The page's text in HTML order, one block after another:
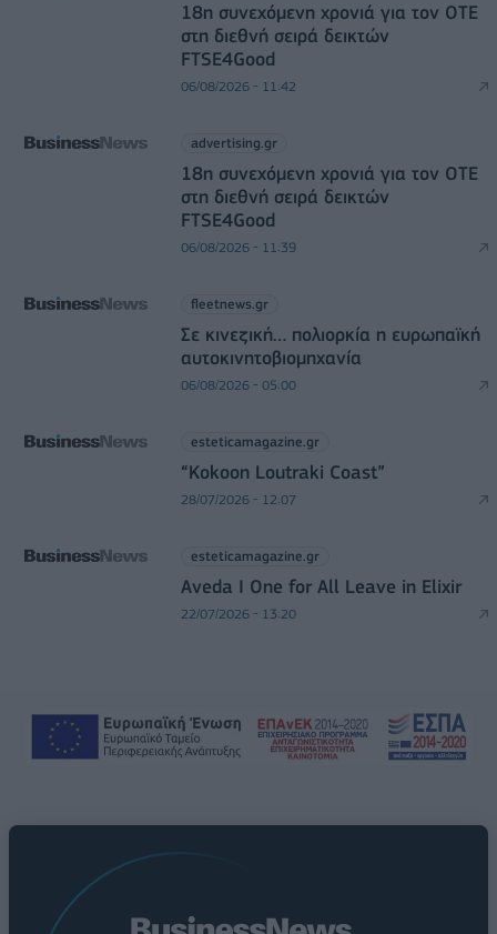
18η συνεχόμενη χρονιά για τον ΟΤΕ
στη διεθνή σειρά δεικτών
FTSE4Good
06/08/2026 - 11:42
advertising.gr
18η συνεχόμενη χρονιά για τον ΟΤΕ
στη διεθνή σειρά δεικτών
FTSE4Good
06/08/2026 - 11:39
fleetnews.gr
Σε κινεζική… πολιορκία η ευρωπαϊκή
αυτοκινητοβιομηχανία
06/08/2026 - 05:00
esteticamagazine.gr
“Kokoon Loutraki Coast”
28/07/2026 - 12:07
esteticamagazine.gr
Aveda I One for All Leave in Elixir
22/07/2026 - 13:20